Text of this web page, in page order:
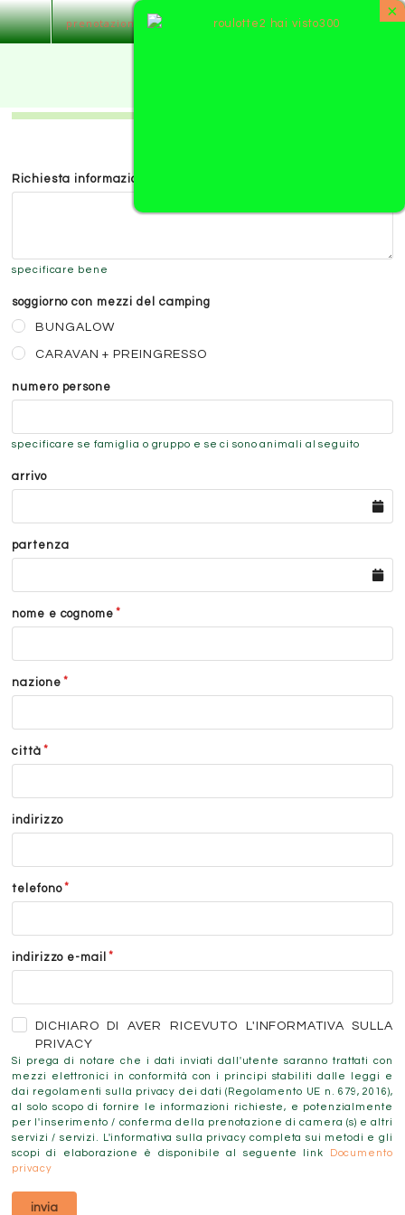
Foto
Contatta
prenotazione di mezzi del camping
Richiesta informazioni
specificare bene
soggiorno con mezzi del camping
BUNGALOW
CARAVAN + PREINGRESSO
numero persone
specificare se famiglia o gruppo e se ci sono animali al seguito
arrivo
partenza
nome e cognome
nazione
città
indirizzo
telefono
indirizzo e-mail
DICHIARO DI AVER RICEVUTO L'INFORMATIVA SULLA
PRIVACY
Si prega di notare che i dati inviati dall'utente saranno trattati con
mezzi elettronici in conformità con i principi stabiliti dalle leggi e
dai regolamenti sulla privacy dei dati (Regolamento UE n. 679, 2016),
al solo scopo di fornire le informazioni richieste, e potenzialmente
per l'inserimento / conferma della prenotazione di camera (s) e altri
servizi / servizi. L'informativa sulla privacy completa sui metodi e gli
scopi di elaborazione è disponibile al seguente link
Documento
privacy
invia
×